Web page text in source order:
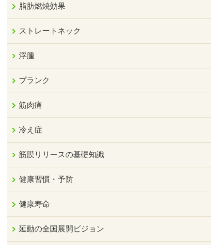
脂肪燃焼効果
ストレートネック
浮腫
プランク
筋肉痛
冷え症
筋膜リリースの基礎知識
健康習慣・予防
健康寿命
延動の全国展開ビジョン